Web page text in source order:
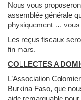
Nous vous
assemblée générale
physiquement … vous
Les reçus fiscaux
fin mars.
COLLECTES A
L’Association
Burkina Faso, que